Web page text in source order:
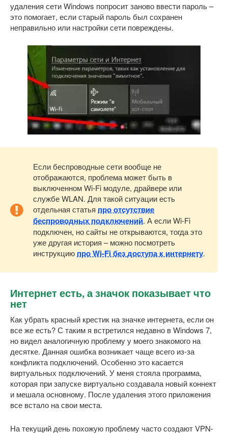
удаления сети Windows попросит заново ввести пароль –
это помогает, если старый пароль был сохранен
неправильно или настройки сети повреждены.
Если беспроводные сети вообще не
отображаются, проблема может быть в
выключенном Wi-Fi модуле, драйвере или
службе WLAN. Для такой ситуации есть
отдельная статья про отсутствие
беспроводных подключений. А если Wi-Fi
подключен, но сайты не открываются, тогда это
уже другая история – можно посмотреть
инструкциюпро Wi-Fi без доступа к интернету.
Интернет есть, а значок показывает что
нет
Как убрать красный крестик на значке интернета, если он
все же есть? С таким я встретился недавно в Windows 7,
но видел аналогичную проблему у моего знакомого на
десятке. Данная ошибка возникает чаще всего из-за
конфликта подключений. Особенно это касается
виртуальных подключений. У меня стояла программа,
которая при запуске виртуально создавала новый коннект
и мешала основному. После удаления этого приложения
все встало на свои места.
На текущий день похожую проблему часто создают VPN-